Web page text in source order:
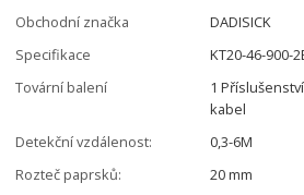
Obchodní značka
DADISICK
Specifikace
KT20-46-900-
Tovární balení
1
kabel
Detekční vzdálenost:
0,3-6M
Rozteč paprsků:
20 mm